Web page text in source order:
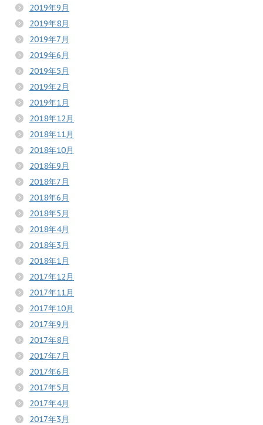
2019年9月
2019年8月
2019年7月
2019年6月
2019年5月
2019年2月
2019年1月
2018年12月
2018年11月
2018年10月
2018年9月
2018年7月
2018年6月
2018年5月
2018年4月
2018年3月
2018年1月
2017年12月
2017年11月
2017年10月
2017年9月
2017年8月
2017年7月
2017年6月
2017年5月
2017年4月
2017年3月